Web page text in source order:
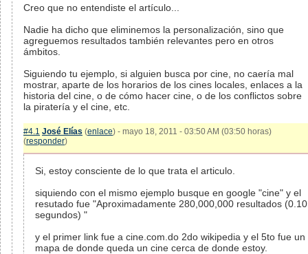
Creo que no entendiste el artículo...
Nadie ha dicho que eliminemos la personalización, sino que
agreguemos resultados también relevantes pero en otros
ámbitos.
Siguiendo tu ejemplo, si alguien busca por cine, no caería mal
mostrar, aparte de los horarios de los cines locales, enlaces a la
historia del cine, o de cómo hacer cine, o de los conflictos sobre
la piratería y el cine, etc.
#4.1 José Elías (enlace) - mayo 18, 2011 - 03:50 AM (03:50 horas)
(responder)
Si, estoy consciente de lo que trata el articulo.
siquiendo con el mismo ejemplo busque en google "cine" y el
resutado fue "Aproximadamente 280,000,000 resultados (0.10
segundos) "
y el primer link fue a cine.com.do 2do wikipedia y el 5to fue un
mapa de donde queda un cine cerca de donde estoy.